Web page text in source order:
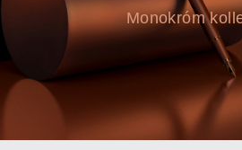
Monokróm